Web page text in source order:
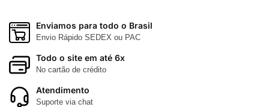
produto
produto
Enviamos para todo o Brasil
Envio Rápido SEDEX ou PAC
Todo o site em até 6x
No cartão de crédito
Atendimento
Suporte via chat